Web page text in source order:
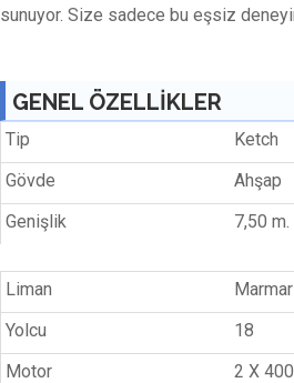
sunuyor. Size sadece bu eşsiz
GENEL ÖZELLİKLER
Tip Ketch
Gövde
Ahşap
Genişlik
7,50 m.
Liman
Yolcu
18
Motor
2 X